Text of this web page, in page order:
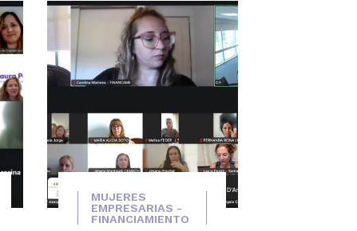
MUJERES
EMPRESARIAS -
FINANCIAMIENTO